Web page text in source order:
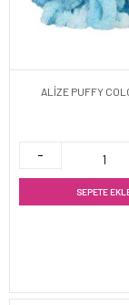
ALİZE PUFFY
SEPETE